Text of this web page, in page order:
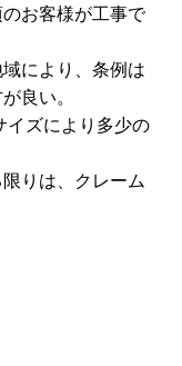
お客様が工事で
により、条例は
良い。
イズにより多少の
りは、 クレーム